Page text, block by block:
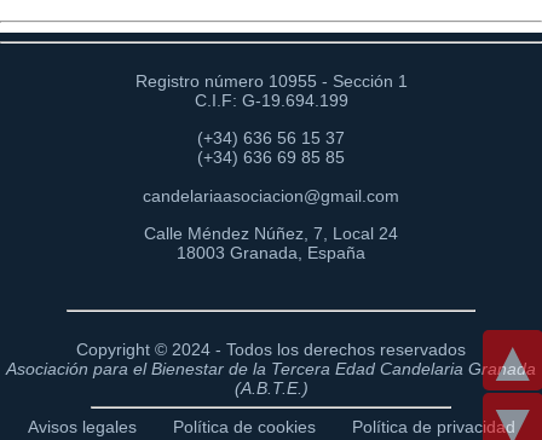
▲
▼
Registro número 10955 - Sección 1
C.I.F: G-19.694.199
(+34) 636 56 15 37
(+34) 636 69 85 85
candelariaasociacion@gmail.com
Calle Méndez Núñez, 7, Local 24
18003 Granada, España
Copyright © 2024 - Todos los derechos reservados
Asociación para el Bienestar de la Tercera Edad Candelaria Granada
(A.B.T.E.)
Avisos legales Política de cookies Política de privacidad